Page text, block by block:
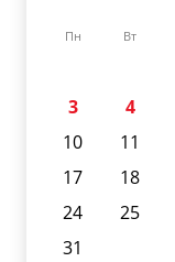
Пн Вт
3
4
10
11
17
18
24
25
31